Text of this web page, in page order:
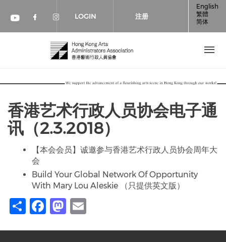
Check our social media on youtube
Check our social media on
Check our social media on
LOGIN 注册
English
繁體
简体
香港艺术行政人员协会电子通
讯（2.3.2018）
【本会会员】诚邀参与香港艺术行政人员协会周年大
会
Build Your Global Network Of Opportunity
With Mary Lou Aleskie （只提供英文版）
ShareFacebook
Mastodon